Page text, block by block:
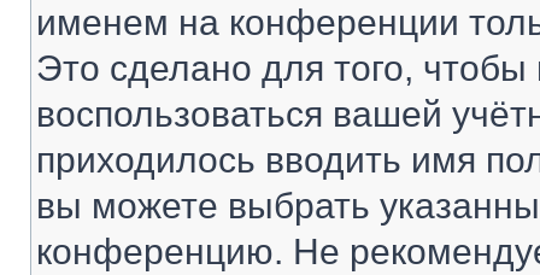
именем на конференции
Это сделано для того, чтобы
воспользоваться вашей
приходилось вводить имя
вы можете выбрать
конференцию. Не